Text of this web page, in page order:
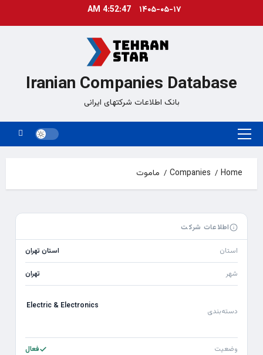
۱۴۰۵-۰۵-۱۷ 4:52:47 AM
Iranian Companies Database
بانک اطلاعات شرکتهای ایرانی
Primary
Home
Companies ماموت
اطلاعات شرکت
استان استان تهران
شهر تهران
دسته‌بندی
Electric & Electronics
وضعیت فعال